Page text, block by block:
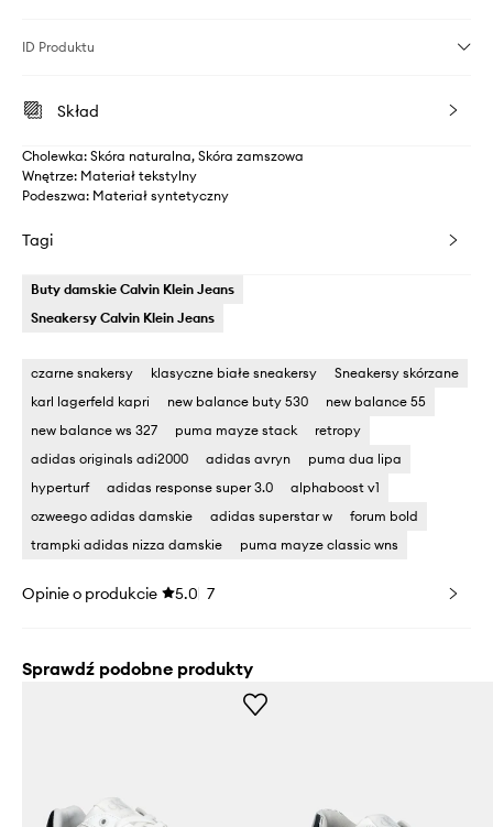
ID Produktu
Skład
Cholewka: Skóra naturalna, Skóra zamszowa
Wnętrze: Materiał tekstylny
Podeszwa: Materiał syntetyczny
Tagi
Buty damskie Calvin Klein Jeans
Sneakersy Calvin Klein Jeans
czarne snakersy klasyczne białe sneakersy
Sneakersy skórzane
karl lagerfeld kapri
new balance buty 530
new balance 55
new balance ws 327
puma mayze stack
retropy
adidas originals adi2000
adidas avryn
puma dua lipa
hyperturf
adidas response super 3.0
alphaboost v1
ozweego adidas damskie
adidas superstar w
forum bold
trampki adidas nizza damskie
puma mayze classic wns
Opinie o produkcie 5.0 7
Sprawdź podobne produkty